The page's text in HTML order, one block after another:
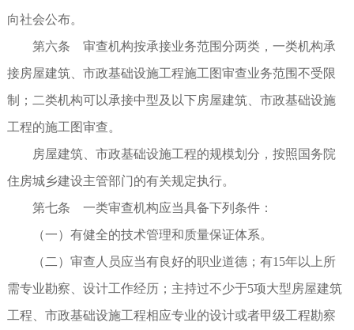
向社会公布。
第六条 审查机构按承接业务范围分两类，一类机构承
接房屋建筑、市政基础设施工程施工图审查业务范围不受限
制；二类机构可以承接中型及以下房屋建筑、市政基础设施
工程的施工图审查。
房屋建筑、市政基础设施工程的规模划分，按照国务院
住房城乡建设主管部门的有关规定执行。
第七条 一类审查机构应当具备下列条件：
（一）有健全的技术管理和质量保证体系。
（二）审查人员应当有良好的职业道德；有15年以上所
需专业勘察、设计工作经历；主持过不少于5项大型房屋建筑
工程、市政基础设施工程相应专业的设计或者甲级工程勘察